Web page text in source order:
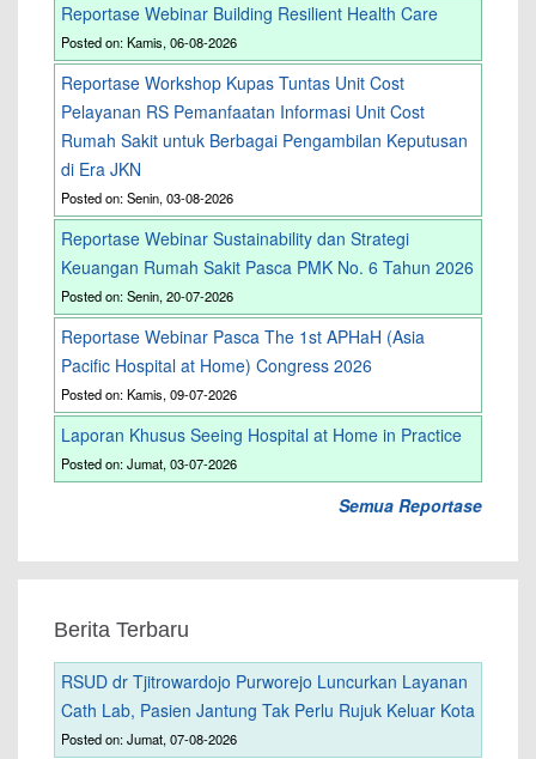
Reportase Webinar Building Resilient Health Care
Posted on: Kamis, 06-08-2026
Reportase Workshop Kupas Tuntas Unit Cost
Pelayanan RS Pemanfaatan Informasi Unit Cost
Rumah Sakit untuk Berbagai Pengambilan Keputusan
di Era JKN
Posted on: Senin, 03-08-2026
Reportase Webinar Sustainability dan Strategi
Keuangan Rumah Sakit Pasca PMK No. 6 Tahun 2026
Posted on: Senin, 20-07-2026
Reportase Webinar Pasca The 1st APHaH (Asia
Pacific Hospital at Home) Congress 2026
Posted on: Kamis, 09-07-2026
Laporan Khusus Seeing Hospital at Home in Practice
Posted on: Jumat, 03-07-2026
Semua Reportase
Berita Terbaru
RSUD dr Tjitrowardojo Purworejo Luncurkan Layanan
Cath Lab, Pasien Jantung Tak Perlu Rujuk Keluar Kota
Posted on: Jumat, 07-08-2026